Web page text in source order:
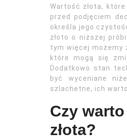
Wartość złota,
przed podjęciem
określa jego
złoto o niższej
tym więcej możemy
które mogą się
Dodatkowo stan
być wyceniane
szlachetne, ich
Czy
złota?